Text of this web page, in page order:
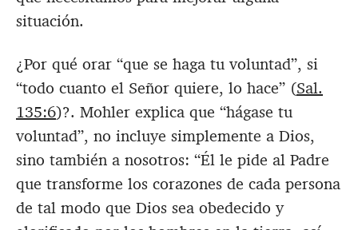
situación.
¿Por qué orar “que se haga tu voluntad”, si
“todo cuanto el Señor quiere, lo hace” (Sal.
135:6)?. Mohler explica que “hágase tu
voluntad”, no incluye simplemente a Dios,
sino también a nosotros: “Él le pide al Padre
que transforme los corazones de cada persona
de tal modo que Dios sea obedecido y